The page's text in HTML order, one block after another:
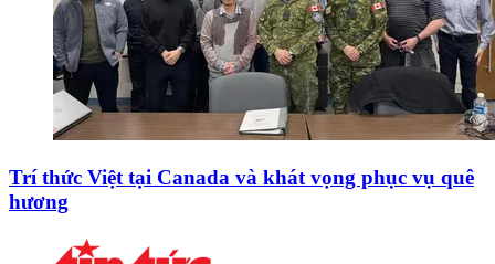
Trí thức Việt tại Canada và khát vọng phục vụ quê
hương